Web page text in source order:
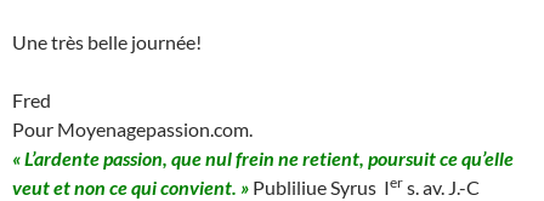
Une très belle journée!
Fred
Pour Moyenagepassion.com.
« L’ardente passion, que nul frein ne retient, poursuit ce qu’elle
veut et non ce qui convient. » Publiliue Syrus Ier s. av. J.-C